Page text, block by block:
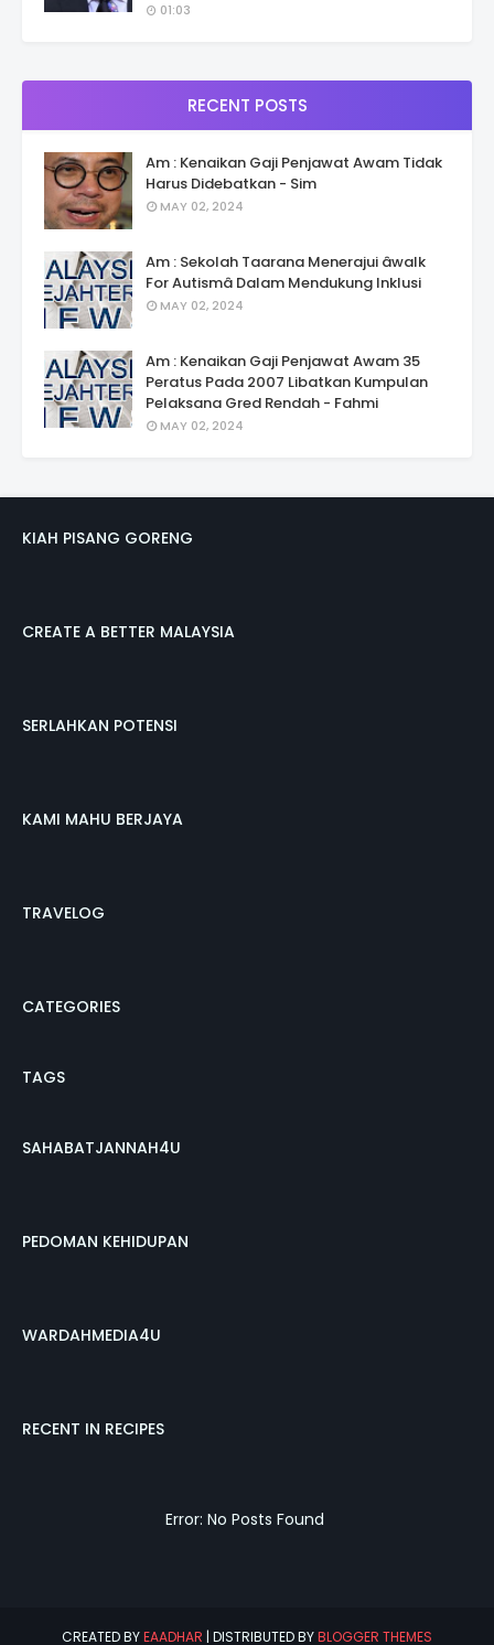
01:03
RECENT POSTS
Am : Kenaikan Gaji Penjawat Awam Tidak
Harus Didebatkan - Sim
MAY 02, 2024
Am : Sekolah Taarana Menerajui âwalk
For Autismâ Dalam Mendukung Inklusi
MAY 02, 2024
Am : Kenaikan Gaji Penjawat Awam 35
Peratus Pada 2007 Libatkan Kumpulan
Pelaksana Gred Rendah - Fahmi
MAY 02, 2024
KIAH PISANG GORENG
CREATE A BETTER MALAYSIA
SERLAHKAN POTENSI
KAMI MAHU BERJAYA
TRAVELOG
CATEGORIES
TAGS
SAHABATJANNAH4U
PEDOMAN KEHIDUPAN
WARDAHMEDIA4U
RECENT IN RECIPES
Error: No Posts Found
CREATED BYEAADHAR | DISTRIBUTED BYBLOGGER THEMES